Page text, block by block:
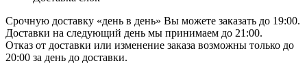
Срочную доставку «день в день» Вы можете заказать до 19:00.
Доставки на следующий день мы принимаем до 21:00.
Отказ от доставки или изменение заказа возможны только до
20:00 за день до доставки.